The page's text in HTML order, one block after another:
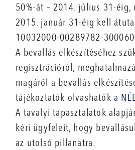
50%-át – 2014. július 31-
2015. január 31-éig kell
10032000-00289782-
A bevallás elkészítéséhez
regisztrációról,
magáról a bevallás
tájékoztatók olvashatóka
A tavalyi tapasztalatok
kéri ügyfeleit, hogy
az utolsó pillanatra.